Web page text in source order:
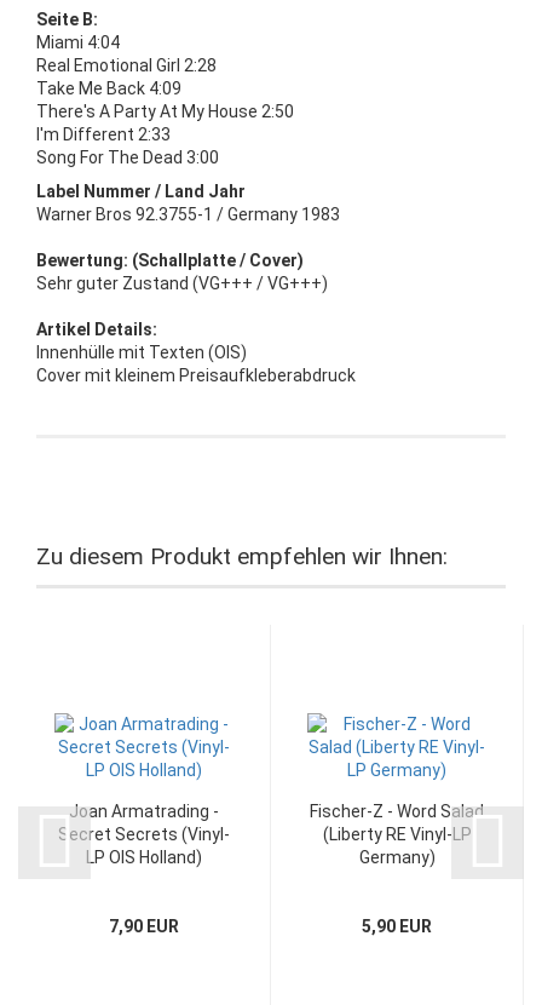
Seite B:
Miami 4:04
Real Emotional Girl 2:28
Take Me Back 4:09
There's A Party At My House 2:50
I'm Different 2:33
Song For The Dead 3:00
Label Nummer / Land Jahr
Warner Bros 92.3755-1 / Germany 1983
Bewertung: (Schallplatte / Cover)
Sehr guter Zustand (VG+++ / VG+++)
Artikel Details:
Innenhülle mit Texten (OIS)
Cover mit kleinem Preisaufkleberabdruck
Zu diesem Produkt empfehlen wir Ihnen:
Joan Armatrading -
Secret Secrets (Vinyl-
LP OIS Holland)
7,90 EUR
Fischer-Z - Word Salad
(Liberty RE Vinyl-LP
Germany)
5,90 EUR